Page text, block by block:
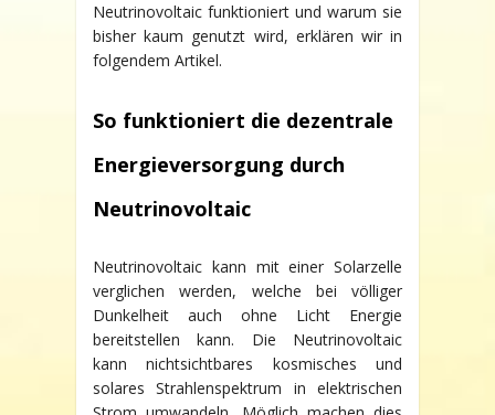
Neutrinovoltaic funktioniert und warum sie
bisher kaum genutzt wird, erklären wir in
folgendem Artikel.
So funktioniert die dezentrale
Energieversorgung durch
Neutrinovoltaic
Neutrinovoltaic kann mit einer Solarzelle
verglichen werden, welche bei völliger
Dunkelheit auch ohne Licht Energie
bereitstellen kann. Die Neutrinovoltaic
kann nichtsichtbares kosmisches und
solares Strahlenspektrum in elektrischen